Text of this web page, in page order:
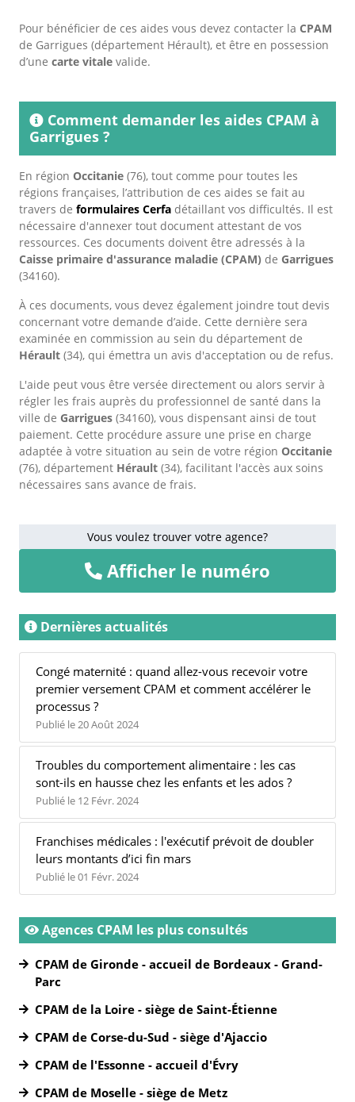
Pour bénéficier de ces aides vous devez contacter la CPAM
de Garrigues (département Hérault), et être en possession
d’une carte vitale valide.
Comment demander les aides CPAM à
Garrigues ?
En région Occitanie (76), tout comme pour toutes les
régions françaises, l’attribution de ces aides se fait au
travers de formulaires Cerfa détaillant vos difficultés. Il est
nécessaire d'annexer tout document attestant de vos
ressources. Ces documents doivent être adressés à la
Caisse primaire d'assurance maladie (CPAM) de Garrigues
(34160).
À ces documents, vous devez également joindre tout devis
concernant votre demande d’aide. Cette dernière sera
examinée en commission au sein du département de
Hérault (34), qui émettra un avis d'acceptation ou de refus.
L'aide peut vous être versée directement ou alors servir à
régler les frais auprès du professionnel de santé dans la
ville de Garrigues (34160), vous dispensant ainsi de tout
paiement. Cette procédure assure une prise en charge
adaptée à votre situation au sein de votre région Occitanie
(76), département Hérault (34), facilitant l'accès aux soins
nécessaires sans avance de frais.
Vous voulez trouver votre agence?
Afficher le numéro
Dernières actualités
Congé maternité : quand allez-vous recevoir votre
premier versement CPAM et comment accélérer le
processus ?
Publié le 20 Août 2024
Troubles du comportement alimentaire : les cas
sont-ils en hausse chez les enfants et les ados ?
Publié le 12 Févr. 2024
Franchises médicales : l'exécutif prévoit de doubler
leurs montants d’ici fin mars
Publié le 01 Févr. 2024
Agences CPAM les plus consultés
CPAM de Gironde - accueil de Bordeaux - Grand-
Parc
CPAM de la Loire - siège de Saint-Étienne
CPAM de Corse-du-Sud - siège d'Ajaccio
CPAM de l'Essonne - accueil d'Évry
CPAM de Moselle - siège de Metz